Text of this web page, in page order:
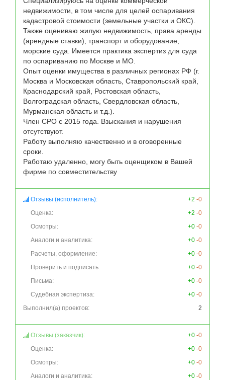
недвижимости, в том числе для целей оспаривания
кадастровой стоимости (земельные участки и ОКС).
Также оцениваю жилую недвижимость, права аренды
(арендные ставки), транспорт и оборудование,
морские суда. Имеется практика экспертиз для суда
по оспариванию по Москве и МО.
Опыт оценки имущества в различных регионах РФ (г.
Москва и Московская область, Ставропольский край,
Краснодарский край, Ростовская область,
Волгоградская область, Свердловская область,
Мурманская область и т.д.).
Член СРО с 2015 года. Взыскания и нарушения
отсутствуют.
Работу выполняю качественно и в оговоренные
сроки.
Работаю удаленно, могу быть оценщиком в Вашей
фирме по совместительству
Отзывы (исполнитель): +2 -0
Оценка:
+2 -0
Осмотры:
+0 -0
Аналоги и аналитика:
+0 -0
Расчеты, оформление:
+0 -0
Проверить и подписать:
+0 -0
Письма:
+0 -0
Судебная экспертиза:
+0 -0
Выполнил(а) проектов:
2
Отзывы (заказчик): +0 -0
Оценка:
+0 -0
Осмотры:
+0 -0
Аналоги и аналитика:
+0 -0